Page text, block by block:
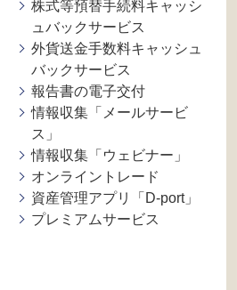
株式等預替手続料キャッシ
ュバックサービス
外貨送金手数料キャッシュ
バックサービス
報告書の電子交付
情報収集「メールサービ
ス」
情報収集「ウェビナー」
オンライントレード
資産管理アプリ「D-port」
プレミアムサービス